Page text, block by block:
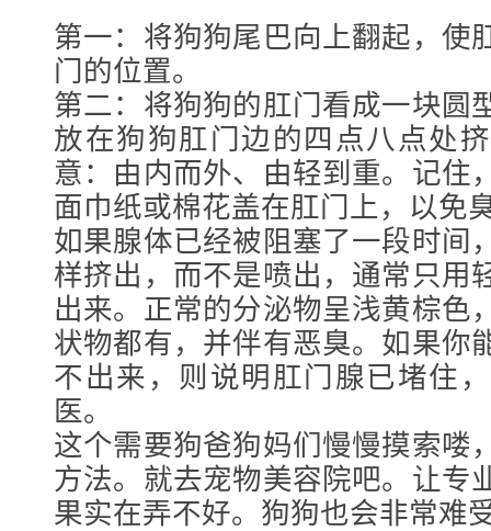
第一：将狗狗尾巴向上翻起，使
门的位置。
第二：将狗狗的肛门看成一块圆
放在狗狗肛门边的四点八点处
意：由内而外、由轻到重。记住
面巾纸或棉花盖在肛门上，以免
如果腺体已经被阻塞了一段时间
样挤出，而不是喷出，通常只用
出来。正常的分泌物呈浅黄棕色
状物都有，并伴有恶臭。如果你
不出来，则说明肛门腺已堵住
医。
这个需要狗爸狗妈们慢慢摸索喽
方法。就去宠物美容院吧。让专
果实在弄不好。狗狗也会非常难